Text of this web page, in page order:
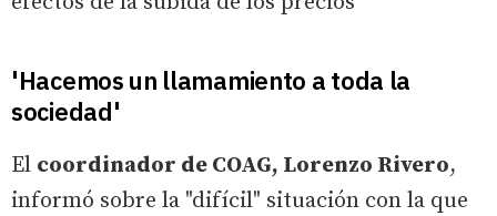
'Hacemos un llamamiento a toda la
sociedad'
El coordinador de COAG, Lorenzo Rivero,
informó sobre la "difícil" situación con la que